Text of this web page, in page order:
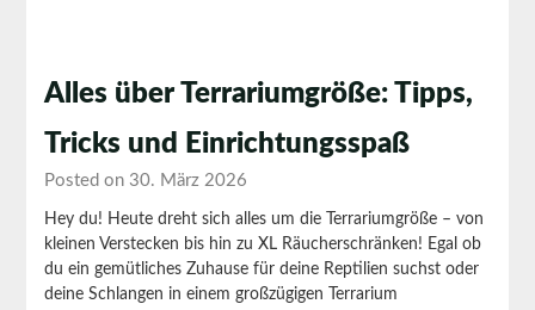
Alles über Terrariumgröße: Tipps,
Tricks und Einrichtungsspaß
Posted on 30. März 2026
Hey du! Heute dreht sich alles um die Terrariumgröße – von
kleinen Verstecken bis hin zu XL Räucherschränken! Egal ob
du ein gemütliches Zuhause für deine Reptilien suchst oder
deine Schlangen in einem großzügigen Terrarium